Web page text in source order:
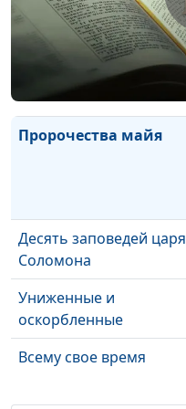
Конец света
Пророчества майя
Десять заповедей царя
Соломона
Униженные и
оскорбленные
Всему свое время